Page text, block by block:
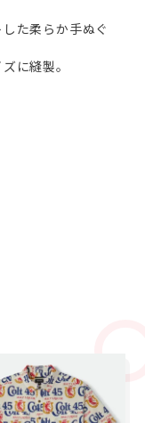
た柔らか手ぬぐ
に縫製。